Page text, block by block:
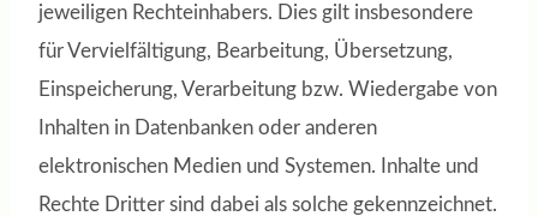
jeweiligen Rechteinhabers. Dies gilt insbesondere
für Vervielfältigung, Bearbeitung, Übersetzung,
Einspeicherung, Verarbeitung bzw. Wiedergabe von
Inhalten in Datenbanken oder anderen
elektronischen Medien und Systemen. Inhalte und
Rechte Dritter sind dabei als solche gekennzeichnet.